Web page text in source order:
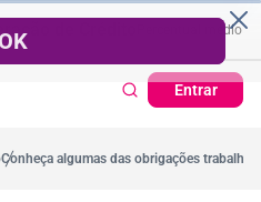
de Crédito Percentual médio no ano
Entrar
Cartão de Crédito |
Conheça algumas das obrigações